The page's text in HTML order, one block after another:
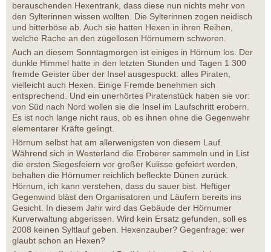
berauschenden Hexentrank, dass diese nun nichts mehr von
den Sylterinnen wissen wollten. Die Sylterinnen zogen neidisch
und bitterböse ab. Auch sie hatten Hexen in ihren Reihen,
welche Rache an den zügellosen Hörnumern schworen.
Auch an diesem Sonntagmorgen ist einiges in Hörnum los. Der
dunkle Himmel hatte in den letzten Stunden und Tagen 1 300
fremde Geister über der Insel ausgespuckt: alles Piraten,
vielleicht auch Hexen. Einige Fremde benehmen sich
entsprechend. Und ein unerhörtes Piratenstück haben sie vor:
von Süd nach Nord wollen sie die Insel im Laufschritt erobern.
Es ist noch lange nicht raus, ob es ihnen ohne die Gegenwehr
elementarer Kräfte gelingt.
Hörnum selbst hat am allerwenigsten von diesem Lauf.
Während sich in Westerland die Eroberer sammeln und in List
die ersten Siegesfeiern vor großer Kulisse gefeiert werden,
behalten die Hörnumer reichlich befleckte Dünen zurück.
Hörnum, ich kann verstehen, dass du sauer bist. Heftiger
Gegenwind bläst den Organisatoren und Läufern bereits ins
Gesicht. In diesem Jahr wird das Gebäude der Hörnumer
Kurverwaltung abgerissen. Wird kein Ersatz gefunden, soll es
2008 keinen Syltlauf geben. Hexenzauber? Gegenfrage: wer
glaubt schon an Hexen?